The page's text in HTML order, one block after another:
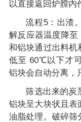
以直接返回炉膛内
流程5：出渣
解反应器温度降
和铝块通过出料机
低至 60℃以下才
铝块会自动分离，
筛选出来的炭
铝块呈大块状且表
油脂处理。破碎筛